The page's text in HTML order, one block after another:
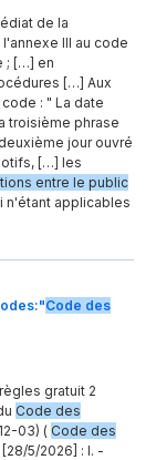
de la
III au code
; […] en
[…] Aux
: " La date
troisième phrase
jour ouvré
[…] les
entre le public
n'étant applicables
Code des
gratuit 2
Code des
03) ( Code des
[28/5/2026] : I. -